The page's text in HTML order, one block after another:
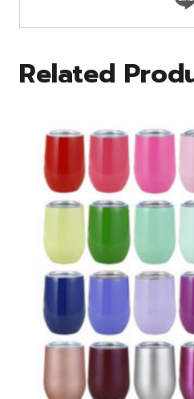
Related